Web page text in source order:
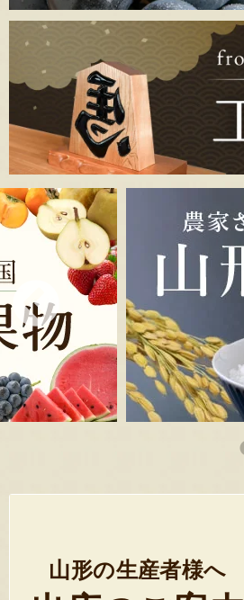
山形の生産者様へ